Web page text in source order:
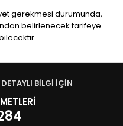
gerekmesi durumunda,
belirlenecek tarifeye
BİLGİ İÇİN